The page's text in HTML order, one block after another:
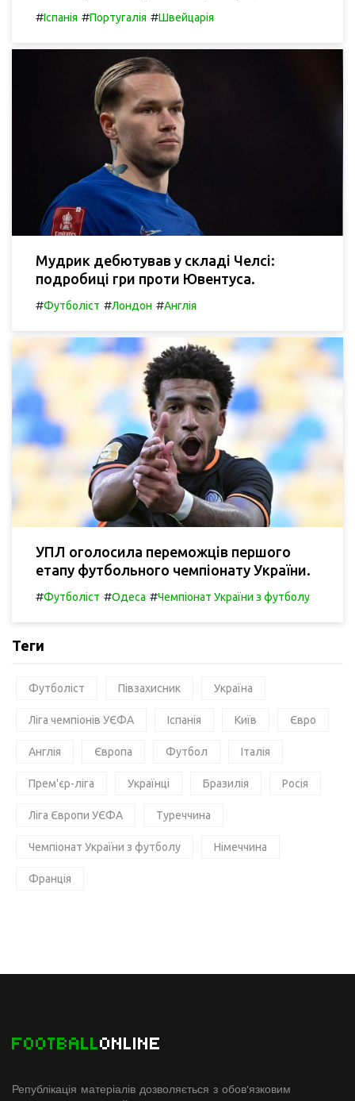
#Іспанія #Португалія #Швейцарія
Мудрик дебютував у складі Челсі:
подробиці гри проти Ювентуса.
#Футболіст #Лондон #Англія
УПЛ оголосила переможців першого
етапу футбольного чемпіонату України.
#Футболіст #Одеса #Чемпіонат України з футболу
Теги
Футболіст Півзахисник Україна
Ліга чемпіонів УЄФА Іспанія Київ Євро
Англія Європа Футбол Італія
Прем'єр-ліга Українці Бразилія Росія
Ліга Європи УЄФА Туреччина
Чемпіонат України з футболу Німеччина
Франція
FOOTBALLONLINE
Републікація матеріалів дозволяється з обов'язковим